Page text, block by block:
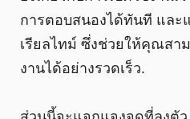
การตอบสนองได้ทันที และ
เรียลไทม์ ซึ่งช่วยให้คุณสา
งานได้อย่างรวดเร็ว.